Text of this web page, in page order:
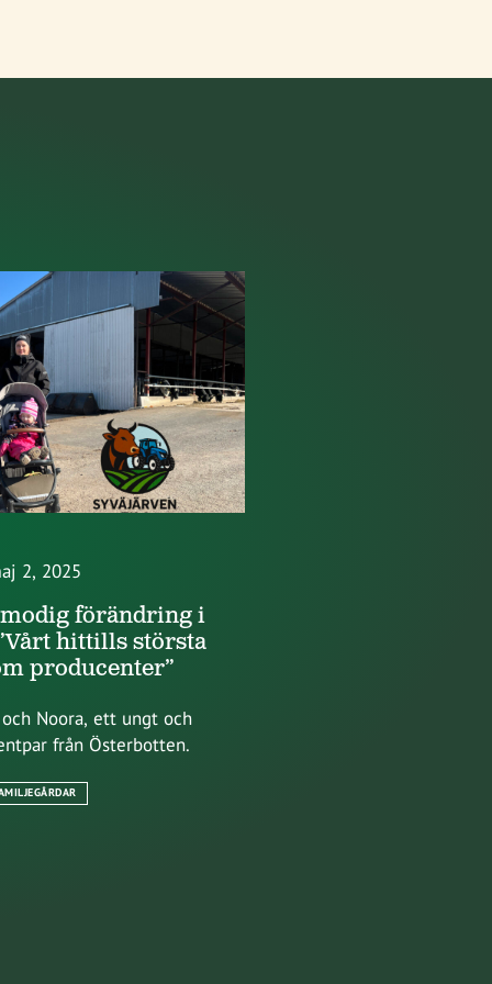
2, 2025
förändring i
hittills största
producenter”
Noora, ett ungt och
från Österbotten.